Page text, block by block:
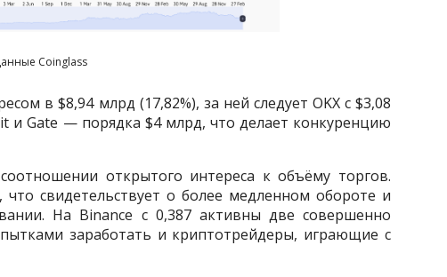
Coinglass
в $8,94 млрд (17,82%), за ней следует OKX с $3,08
и Gate — порядка $4 млрд, что делает конкуренцию
открытого интереса к объёму торгов.
что свидетельствует о более медленном обороте и
На Binance с 0,387 активны две совершенно
заработать и криптотрейдеры, играющие с